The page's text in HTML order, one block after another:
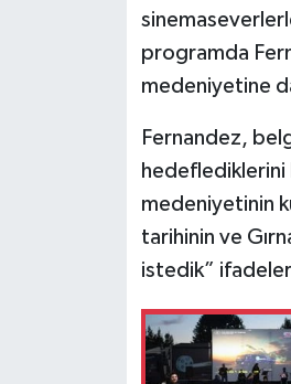
programda
medeniyetine
Fernandez,
hedeflediklerini
medeniyetinin
tarihinin ve
istedik”